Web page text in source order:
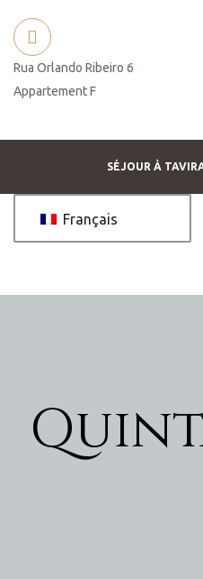
Rua Orlando Ribeiro 6
Appartement F
SÉJOUR À
Français
de